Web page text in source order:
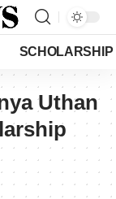
SCHOLARSHIP
Uthan